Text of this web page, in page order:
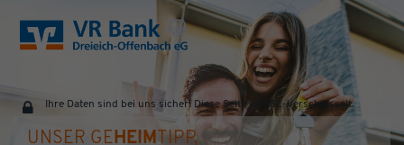
Ihre Daten sind bei uns sicher! Diese Seite ist SSL-Verschlüsselt.
UNSER GE HEIM TIPP,